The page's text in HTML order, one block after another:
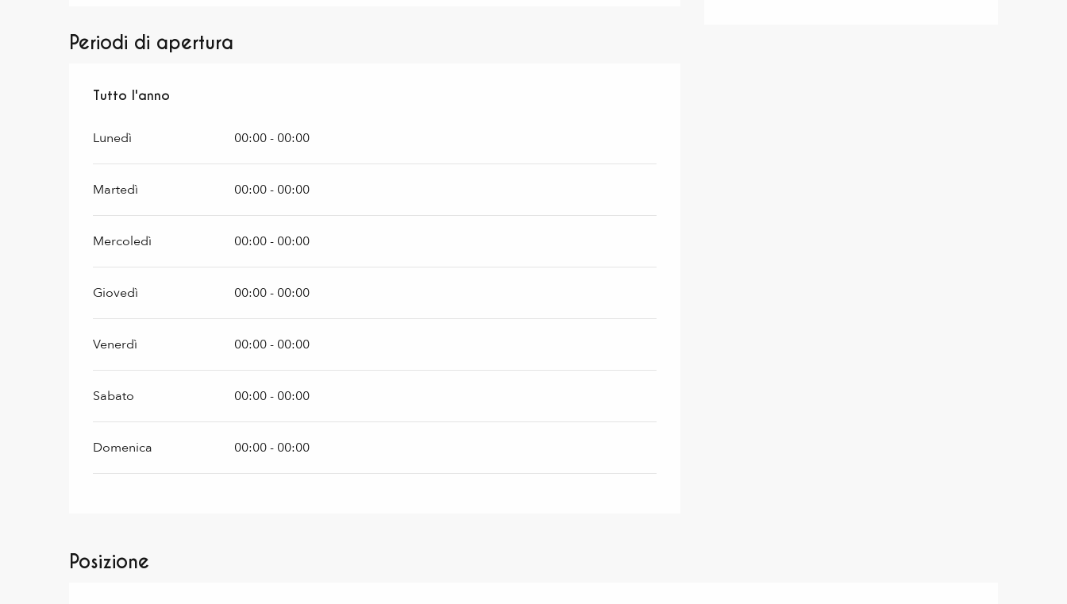
Periodi di apertura
Tutto l'anno
Tutto l'anno
Lunedì 00:00 - 00:00
Martedì 00:00 - 00:00
Mercoledì 00:00 - 00:00
Giovedì 00:00 - 00:00
Venerdì 00:00 - 00:00
Sabato 00:00 - 00:00
Domenica 00:00 - 00:00
Posizione